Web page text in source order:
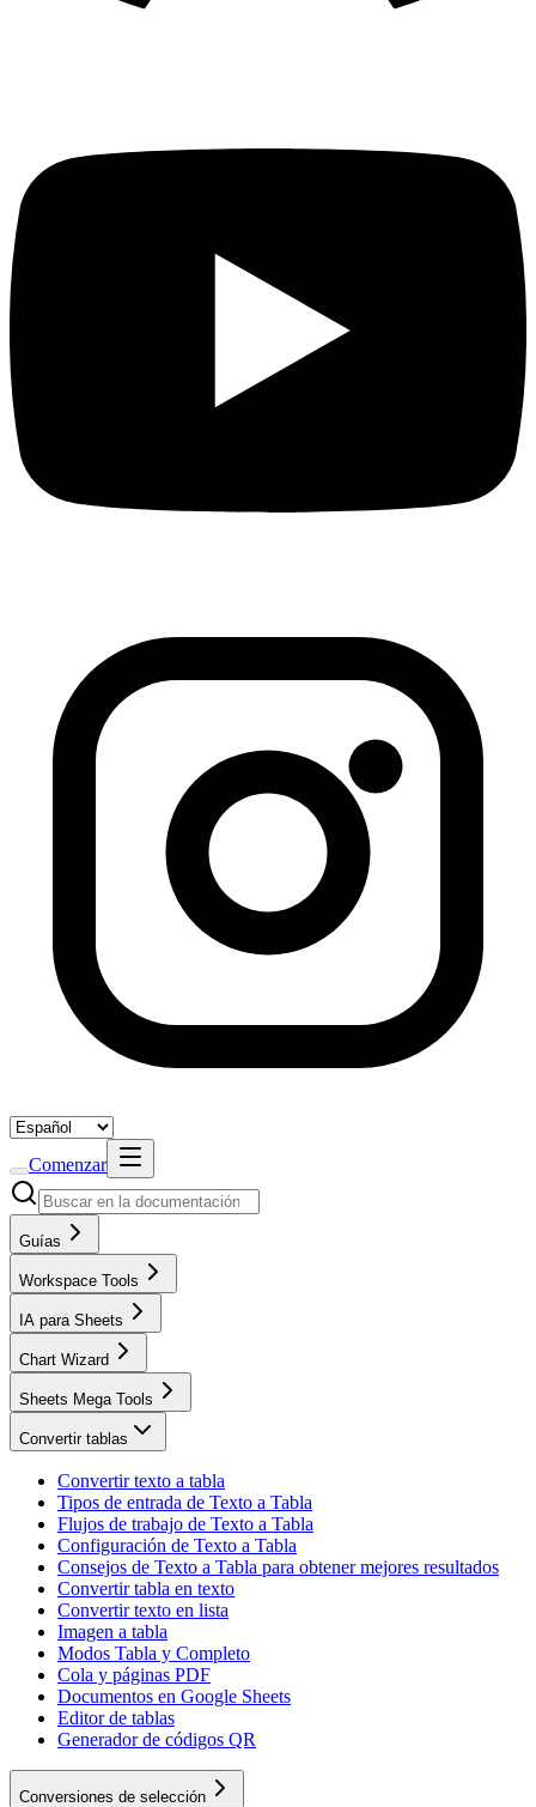
Comenzar
Guías
Workspace Tools
IA para Sheets
Chart Wizard
Sheets Mega Tools
Convertir tablas
Convertir texto a tabla
Tipos de entrada de Texto a Tabla
Flujos de trabajo de Texto a Tabla
Configuración de Texto a Tabla
Consejos de Texto a Tabla para obtener mejores resultados
Convertir tabla en texto
Convertir texto en lista
Imagen a tabla
Modos Tabla y Completo
Cola y páginas PDF
Documentos en Google Sheets
Editor de tablas
Generador de códigos QR
Conversiones de selección